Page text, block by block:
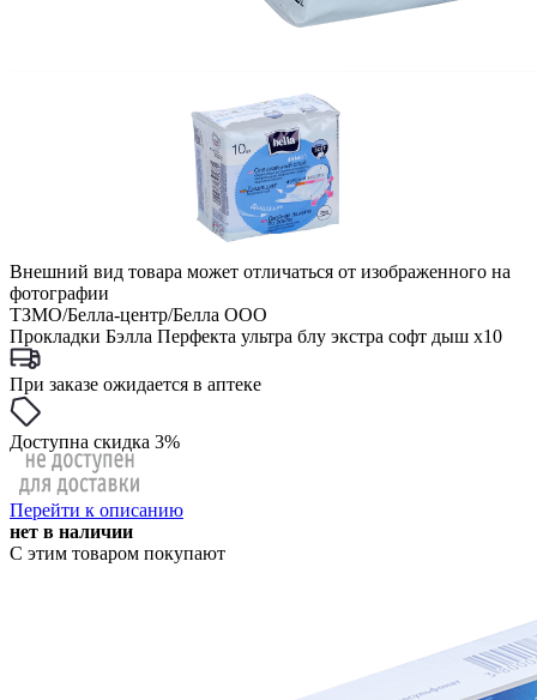
Внешний вид товара может отличаться от изображенного на
фотографии
ТЗМО/Белла-центр/Белла ООО
Прокладки Бэлла Перфекта ультра блу экстра софт дыш x10
При заказе ожидается в аптеке
Доступна скидка 3%
Перейти к описанию
нет в наличии
С этим товаром покупают